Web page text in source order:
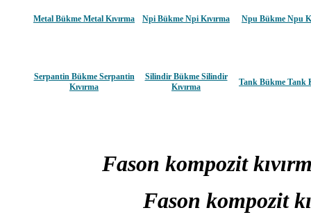
Metal Bükme Metal Kıvırma Npi Bükme Npi Kıvırma Npu Bükme Npu
Serpantin Bükme Serpantin
Kıvırma
Silindir Bükme Silindir
Kıvırma
Tank Bükme Tank
Fason kompozit
Fason kompozit